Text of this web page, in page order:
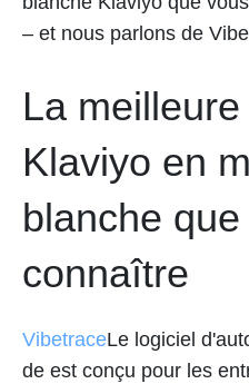
– et nous parlons de
La
Klaviyo en
blanche
connaître
VibetraceLe logiciel
de est conçu pour les